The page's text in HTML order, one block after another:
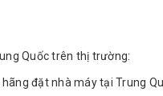
Quốc trên thị trường:
đặt nhà máy tại Trung